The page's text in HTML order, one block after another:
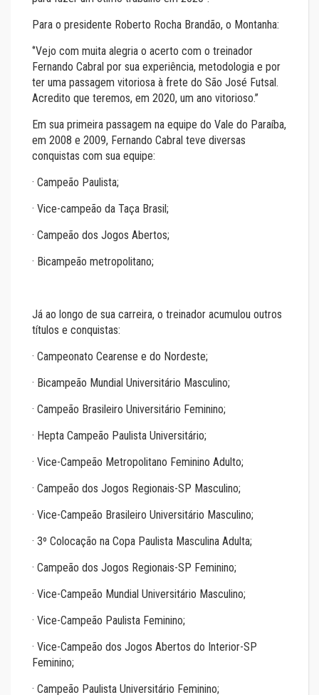
Para o presidente Roberto Rocha Brandão, o Montanha:
‘’Vejo com muita alegria o acerto com o treinador
Fernando Cabral por sua experiência, metodologia e por
ter uma passagem vitoriosa à frete do São José Futsal.
Acredito que teremos, em 2020, um ano vitorioso.’’
Em sua primeira passagem na equipe do Vale do Paraíba,
em 2008 e 2009, Fernando Cabral teve diversas
conquistas com sua equipe:
· Campeão Paulista;
· Vice-campeão da Taça Brasil;
· Campeão dos Jogos Abertos;
· Bicampeão metropolitano;
Já ao longo de sua carreira, o treinador acumulou outros
títulos e conquistas:
· Campeonato Cearense e do Nordeste;
· Bicampeão Mundial Universitário Masculino;
· Campeão Brasileiro Universitário Feminino;
· Hepta Campeão Paulista Universitário;
· Vice-Campeão Metropolitano Feminino Adulto;
· Campeão dos Jogos Regionais-SP Masculino;
· Vice-Campeão Brasileiro Universitário Masculino;
· 3º Colocação na Copa Paulista Masculina Adulta;
· Campeão dos Jogos Regionais-SP Feminino;
· Vice-Campeão Mundial Universitário Masculino;
· Vice-Campeão Paulista Feminino;
· Vice-Campeão dos Jogos Abertos do Interior-SP
Feminino;
· Campeão Paulista Universitário Feminino;